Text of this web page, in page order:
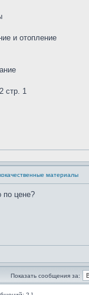
и отопление
стр. 1
материалы
по цене?
Показать сообщения за: